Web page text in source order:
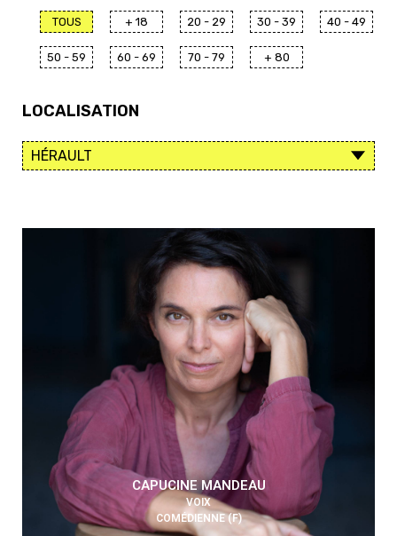
TOUS + 18 20 - 29 30 - 39 40 - 49
50 - 59 60 - 69 70 - 79 + 80
LOCALISATION
CAPUCINE MANDEAU
VOIX
COMÉDIENNE (F)